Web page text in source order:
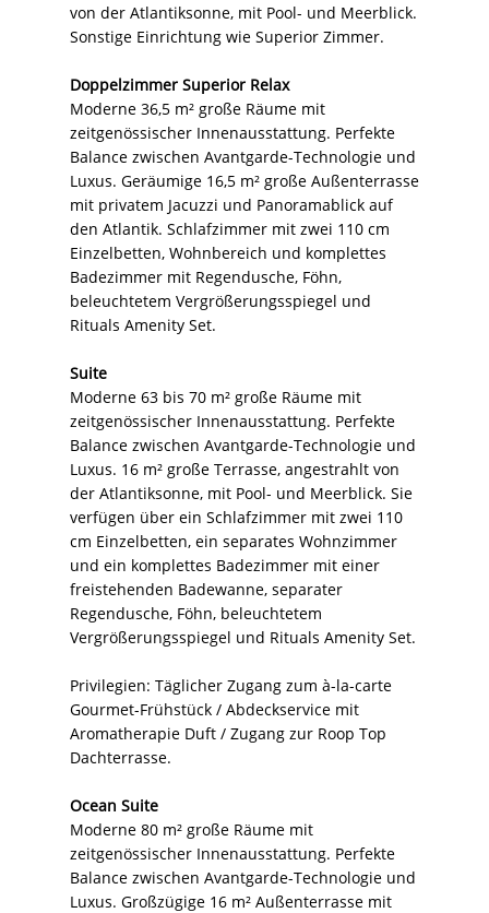
von der Atlantiksonne, mit Pool- und Meerblick.
Sonstige Einrichtung wie Superior Zimmer.
Doppelzimmer Superior Relax
Moderne 36,5 m² große Räume mit
zeitgenössischer Innenausstattung. Perfekte
Balance zwischen Avantgarde-Technologie und
Luxus. Geräumige 16,5 m² große Außenterrasse
mit privatem Jacuzzi und Panoramablick auf
den Atlantik. Schlafzimmer mit zwei 110 cm
Einzelbetten, Wohnbereich und komplettes
Badezimmer mit Regendusche, Föhn,
beleuchtetem Vergrößerungsspiegel und
Rituals Amenity Set.
Suite
Moderne 63 bis 70 m² große Räume mit
zeitgenössischer Innenausstattung. Perfekte
Balance zwischen Avantgarde-Technologie und
Luxus. 16 m² große Terrasse, angestrahlt von
der Atlantiksonne, mit Pool- und Meerblick. Sie
verfügen über ein Schlafzimmer mit zwei 110
cm Einzelbetten, ein separates Wohnzimmer
und ein komplettes Badezimmer mit einer
freistehenden Badewanne, separater
Regendusche, Föhn, beleuchtetem
Vergrößerungsspiegel und Rituals Amenity Set.
Privilegien: Täglicher Zugang zum à-la-carte
Gourmet-Frühstück / Abdeckservice mit
Aromatherapie Duft / Zugang zur Roop Top
Dachterrasse.
Ocean Suite
Moderne 80 m² große Räume mit
zeitgenössischer Innenausstattung. Perfekte
Balance zwischen Avantgarde-Technologie und
Luxus. Großzügige 16 m² Außenterrasse mit